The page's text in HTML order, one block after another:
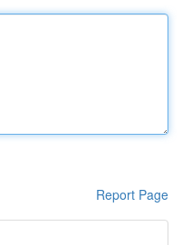
Report Page